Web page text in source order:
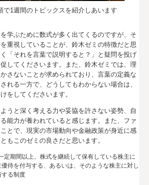
で1週間のトピックスを紹介しあいます
学ぶために数式が多く出てくるのですが、そ
重視していることが、鈴木ゼミの特徴だと思
「それを言葉で説明すると？」と疑問を投げ
してくださいます。また、鈴木ゼミでは、理
さないことが求められており、言葉の定義な
れる一方で、どうしてもわからない場合は、
をしてくださいます。
うと深く考える力や妥協を許さない姿勢、自
能力が養われていると感じます。また、ファ
とで、現実の市場動向や金融政策が身近に感
もこのゼミの良さだと思います。
定期間以上、株式を継続して保有している株主に
待を付与する、あるいは、そのような株主に対し
する制度